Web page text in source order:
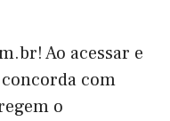
Ao acessar e
com
o